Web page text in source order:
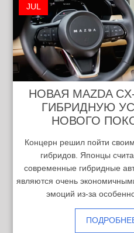
JUL
НОВАЯ MAZDA
ГИБРИДНУЮ
НОВОГО
Концерн решил пойти
гибридов. Японцы
современные гибридные
являются очень
эмоций из-за